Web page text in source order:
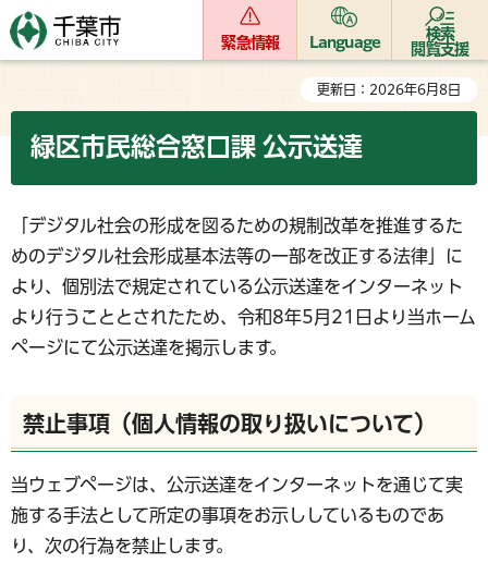
緊急情報 Language
検索
閲覧支援
更新日：2026年6月8日
緑区市民総合窓口課 公示送達
「デジタル社会の形成を図るための規制改革を推進するた
めのデジタル社会形成基本法等の一部を改正する法律」に
より、個別法で規定されている公示送達をインターネット
より行うこととされたため、令和8年5月21日より当ホーム
ページにて公示送達を掲示します。
禁止事項（個人情報の取り扱いについて）
当ウェブページは、公示送達をインターネットを通じて実
施する手法として所定の事項をお示ししているものであ
り、次の行為を禁止します。